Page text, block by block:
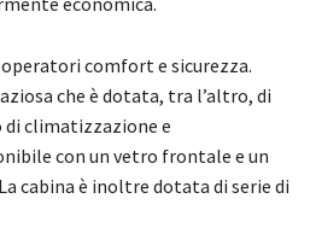
operatori comfort e sicurezza.
che è dotata, tra l’altro, di
climatizzazione e
con un vetro frontale e un
cabina è inoltre dotata di serie di